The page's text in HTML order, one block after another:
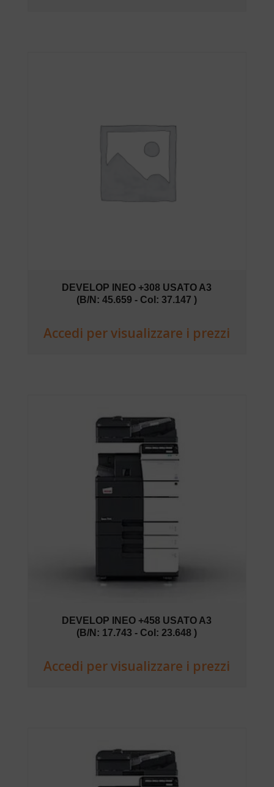
DEVELOP INEO +308 USATO A3
(B/N: 45.659 - Col: 37.147 )
Accedi per visualizzare i prezzi
DEVELOP INEO +458 USATO A3
(B/N: 17.743 - Col: 23.648 )
Accedi per visualizzare i prezzi